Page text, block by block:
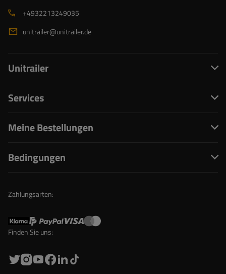
+4932213249035
unitrailer@unitrailer.de
Unitrailer
Services
Meine Bestellungen
Bedingungen
Zahlungsarten:
Finden Sie uns: